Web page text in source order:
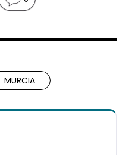
MURCIA